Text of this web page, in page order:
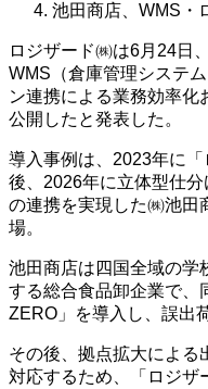
池田商店、WMS・
ロジザード㈱は6月24日
WMS（倉庫管理システ
ン連携による業務効率化
公開したと発表した。
導入事例は、2023年に
後、2026年に立体型仕
の連携を実現した㈱池田
場。
池田商店は四国全域の学
する総合食品卸企業で、
ZERO」を導入し、誤出
その後、拠点拡大による
対応するため、「ロジザ